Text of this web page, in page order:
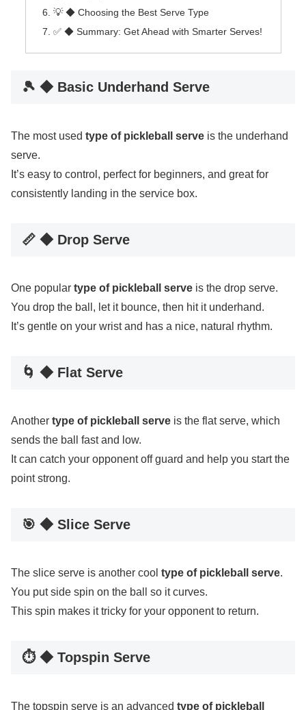
💡 ◆ Choosing the Best Serve Type
✅ ◆ Summary: Get Ahead with Smarter Serves!
🎾 ◆ Basic Underhand Serve
The most used type of pickleball serve is the underhand
serve.
It’s easy to control, perfect for beginners, and great for
consistently landing in the service box.
📏 ◆ Drop Serve
One popular type of pickleball serve is the drop serve.
You drop the ball, let it bounce, then hit it underhand.
It’s gentle on your wrist and has a nice, natural rhythm.
🌀 ◆ Flat Serve
Another type of pickleball serve is the flat serve, which
sends the ball fast and low.
It can catch your opponent off guard and help you start the
point strong.
🎯 ◆ Slice Serve
The slice serve is another cool type of pickleball serve.
You put side spin on the ball so it curves.
This spin makes it tricky for your opponent to return.
⏱️ ◆ Topspin Serve
The topspin serve is an advanced type of pickleball